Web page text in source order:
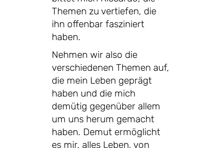
Themen zu vertiefen, die
ihn offenbar fasziniert
haben.
Nehmen wir also die
verschiedenen Themen auf,
die mein Leben geprägt
haben und die mich
demütig gegenüber allem
um uns herum gemacht
haben. Demut ermöglicht
es mir, alles Leben, von